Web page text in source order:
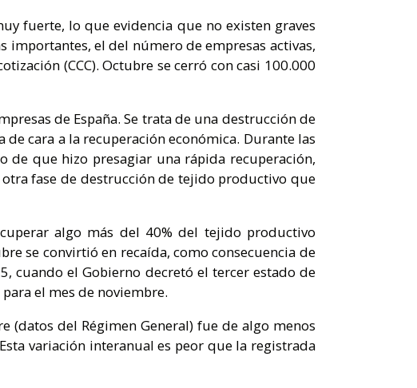
fuerte, lo que evidencia que no existen graves
importantes, el del número de empresas activas,
(CCC). Octubre se cerró con casi 100.000
de España. Se trata de una destrucción de
cara a la recuperación económica. Durante las
de que hizo presagiar una rápida recuperación,
fase de destrucción de tejido productivo que
algo más del 40% del tejido productivo
se convirtió en recaída, como consecuencia de
cuando el Gobierno decretó el tercer estado de
el mes de noviembre.
(datos del Régimen General) fue de algo menos
variación interanual es peor que la registrada